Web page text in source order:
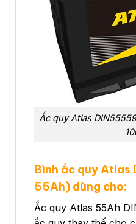
Ắc quy Atlas
Bình ắc quy Atlas
55Ah) dùng cho:
Ắc quy Atlas 55Ah